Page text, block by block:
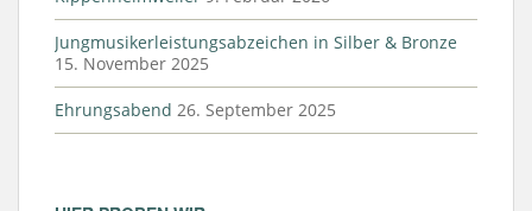
Jungmusikerleistungsabzeichen in Silber & Bronze
15. November 2025
Ehrungsabend 26. September 2025